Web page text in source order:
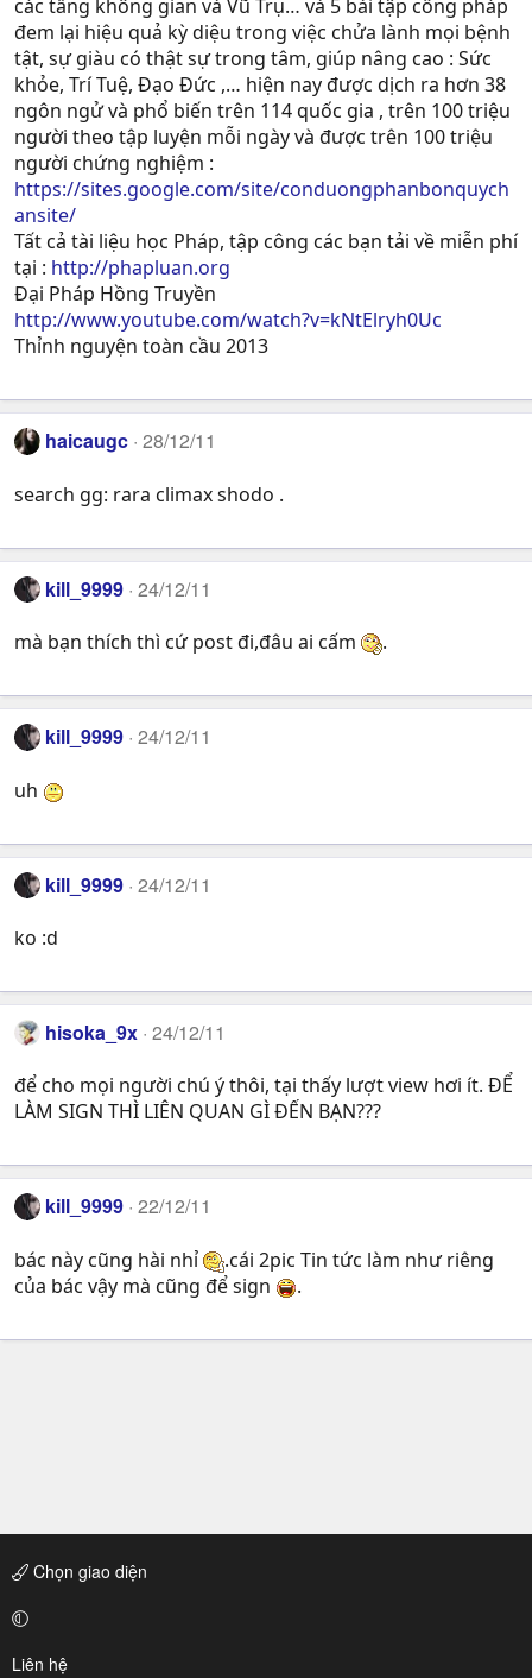
các tầng không gian và Vũ Trụ… và 5 bài tập công pháp
đem lại hiệu quả kỳ diệu trong việc chửa lành mọi bệnh
tật, sự giàu có thật sự trong tâm, giúp nâng cao : Sức
khỏe, Trí Tuệ, Ðạo Ðức ,… hiện nay được dịch ra hơn 38
ngôn ngử và phổ biến trên 114 quốc gia , trên 100 triệu
người theo tập luyện mỗi ngày và được trên 100 triệu
người chứng nghiệm :
https://sites.google.com/site/conduongphanbonquych
ansite/
Tất cả tài liệu học Pháp, tập công các bạn tải về miễn phí
tại : http://phapluan.org
Đại Pháp Hồng Truyền
http://www.youtube.com/watch?v=kNtElryh0Uc
Thỉnh nguyện toàn cầu 2013
haicaugc 28/12/11
search gg: rara climax shodo .
kill_9999 24/12/11
mà bạn thích thì cứ post đi,đâu ai cấm .
kill_9999 24/12/11
uh
kill_9999 24/12/11
ko :d
hisoka_9x 24/12/11
để cho mọi người chú ý thôi, tại thấy lượt view hơi ít. ĐỂ
LÀM SIGN THÌ LIÊN QUAN GÌ ĐẾN BẠN???
kill_9999 22/12/11
bác này cũng hài nhỉ
.cái 2pic Tin tức làm như riêng
của bác vậy mà cũng để sign
.
Chọn giao diện
Liên hệ